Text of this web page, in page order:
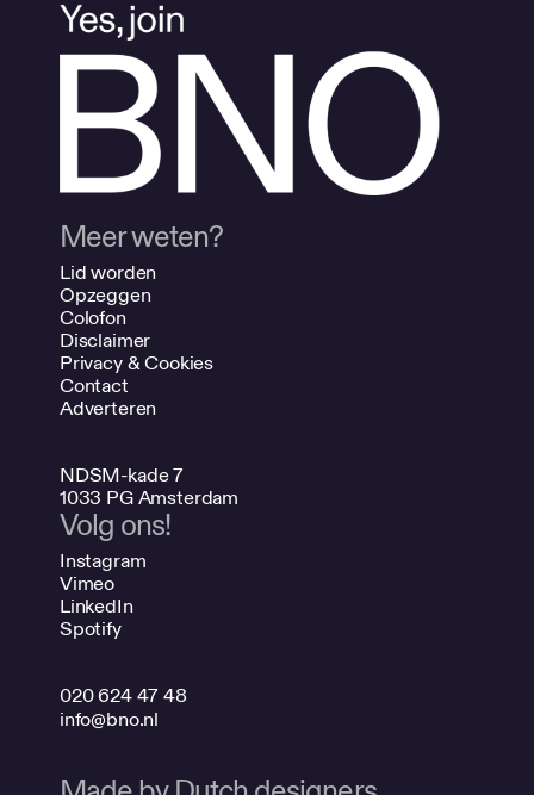
Meer weten?
Lid worden
Opzeggen
Colofon
Disclaimer
Privacy & Cookies
Contact
Adverteren
NDSM-kade 7
1033 PG Amsterdam
Volg ons!
Instagram
Vimeo
LinkedIn
Spotify
020 624 47 48
info@bno.nl